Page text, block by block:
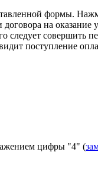
формы.
договора на
следует совершить
поступление
цифры "4" (